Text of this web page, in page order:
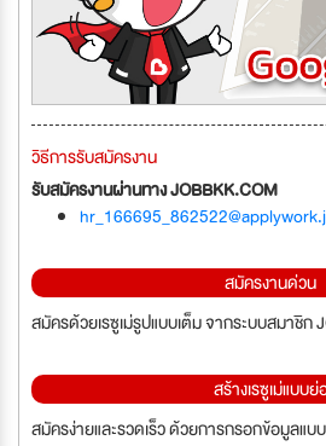
วิธีการรับสมัครงาน
รับสมัครงานผ่านทาง JOBBKK.COM
สมัครงานด่วน
สมัครด้วยเรซูเม่รูปแบบเต็ม จากระบบสมาชิก
สร้างเรซูเม่แบบย่
สมัครง่ายและรวดเร็ว ด้วยการกรอกข้อมูลแบ